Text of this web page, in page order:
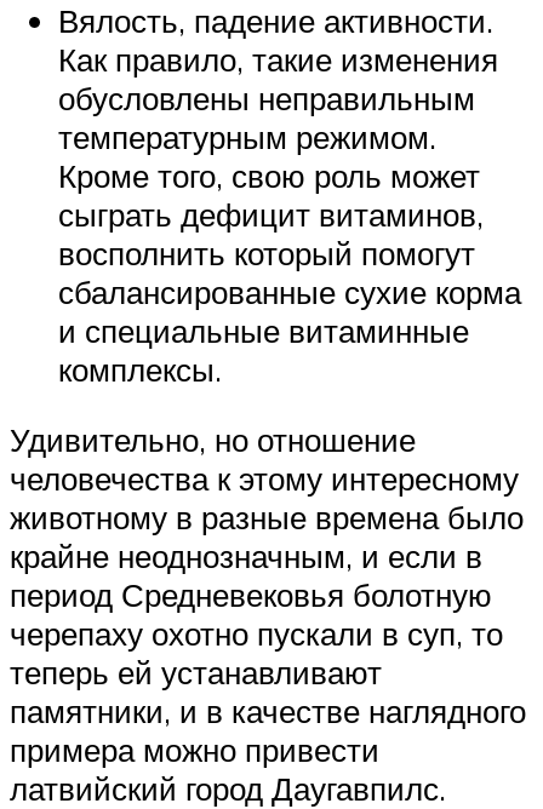
Вялость, падение активности.
Как правило, такие изменения
обусловлены неправильным
температурным режимом.
Кроме того, свою роль может
сыграть дефицит витаминов,
восполнить который помогут
сбалансированные сухие корма
и специальные витаминные
комплексы.
Удивительно, но отношение
человечества к этому интересному
животному в разные времена было
крайне неоднозначным, и если в
период Средневековья болотную
черепаху охотно пускали в суп, то
теперь ей устанавливают
памятники, и в качестве наглядного
примера можно привести
латвийский город Даугавпилс.